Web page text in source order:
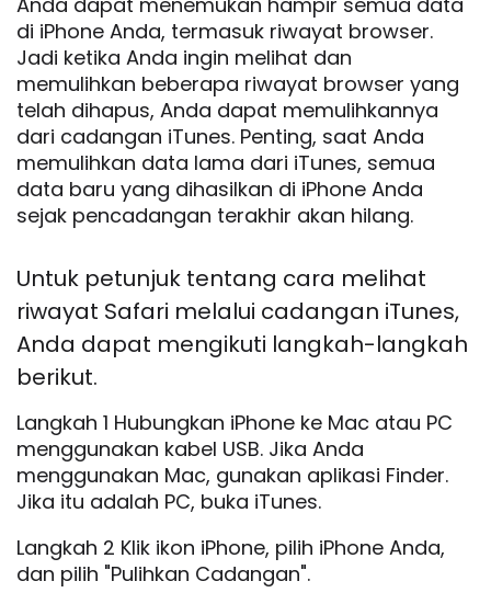
di iPhone Anda, termasuk riwayat browser.
Jadi ketika Anda ingin melihat dan
memulihkan beberapa riwayat browser yang
telah dihapus, Anda dapat memulihkannya
dari cadangan iTunes. Penting, saat Anda
memulihkan data lama dari iTunes, semua
data baru yang dihasilkan di iPhone Anda
sejak pencadangan terakhir akan hilang.
Untuk petunjuk tentang cara melihat
riwayat Safari melalui cadangan iTunes,
Anda dapat mengikuti langkah-langkah
berikut.
Langkah 1 Hubungkan iPhone ke Mac atau PC
menggunakan kabel USB. Jika Anda
menggunakan Mac, gunakan aplikasi Finder.
Jika itu adalah PC, buka iTunes.
Langkah 2 Klik ikon iPhone, pilih iPhone Anda,
dan pilih "Pulihkan Cadangan".